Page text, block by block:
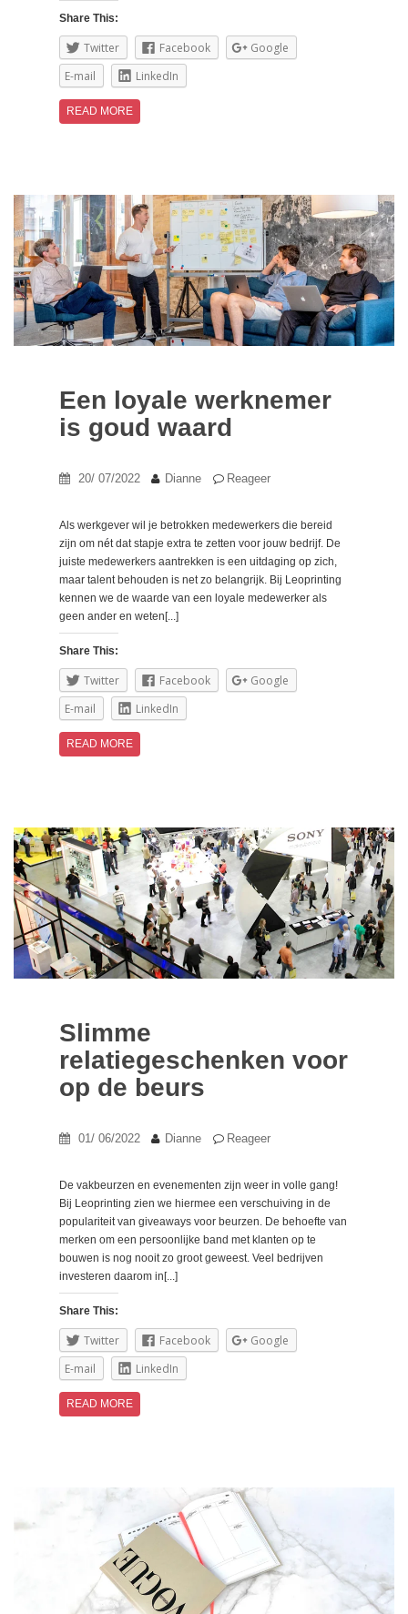
Share This:
Twitter Facebook
Google
E-mail
LinkedIn
READ MORE
Een loyale werknemer
is goud waard
20/ 07/2022 Dianne Reageer
Als werkgever wil je betrokken medewerkers die bereid
zijn om nét dat stapje extra te zetten voor jouw bedrijf. De
juiste medewerkers aantrekken is een uitdaging op zich,
maar talent behouden is net zo belangrijk. Bij Leoprinting
kennen we de waarde van een loyale medewerker als
geen ander en weten[...]
Share This:
Twitter Facebook
Google
E-mail
LinkedIn
READ MORE
Slimme
relatiegeschenken voor
op de beurs
01/ 06/2022 Dianne Reageer
De vakbeurzen en evenementen zijn weer in volle gang!
Bij Leoprinting zien we hiermee een verschuiving in de
populariteit van giveaways voor beurzen. De behoefte van
merken om een persoonlijke band met klanten op te
bouwen is nog nooit zo groot geweest. Veel bedrijven
investeren daarom in[...]
Share This:
Twitter Facebook
Google
E-mail
LinkedIn
READ MORE